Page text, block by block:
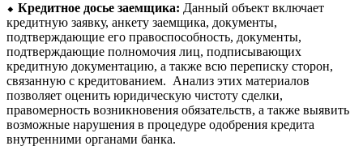
⬥ Кредитное досье заемщика: Данный объект включает
кредитную заявку, анкету заемщика, документы,
подтверждающие его правоспособность, документы,
подтверждающие полномочия лиц, подписывающих
кредитную документацию, а также всю переписку сторон,
связанную с кредитованием. Анализ этих материалов
позволяет оценить юридическую чистоту сделки,
правомерность возникновения обязательств, а также выявить
возможные нарушения в процедуре одобрения кредита
внутренними органами банка.